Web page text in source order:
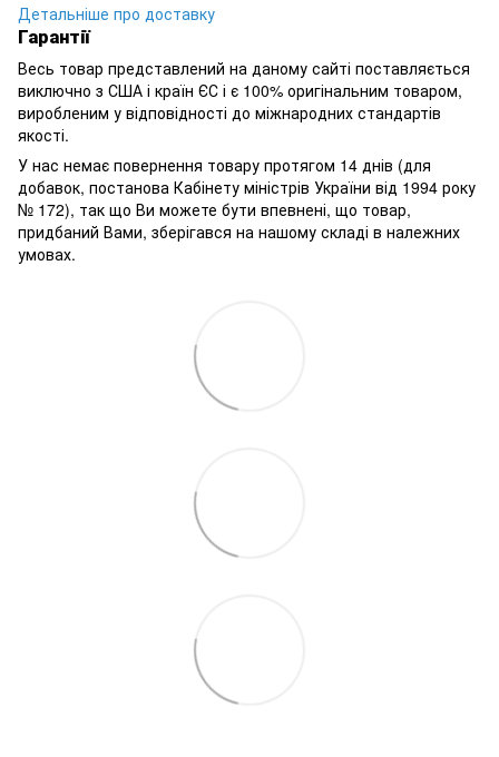
Детальніше про доставку
Гарантії
Весь товар представлений на даному сайті поставляється
виключно з США і країн ЄС і є 100% оригінальним товаром,
виробленим у відповідності до міжнародних стандартів
якості.
У нас немає повернення товару протягом 14 днів (для
добавок, постанова Кабінету міністрів України від 1994 року
№ 172), так що Ви можете бути впевнені, що товар,
придбаний Вами, зберігався на нашому складі в належних
умовах.